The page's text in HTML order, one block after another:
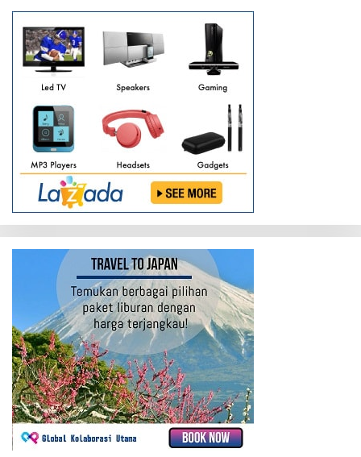
Satreskrim
Polres
Seruyaj
Cek
Ketersediaan
Alkes
Di
Puskesmas
dan
Apotek